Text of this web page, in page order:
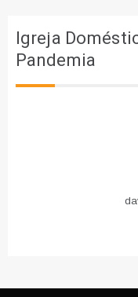
Igreja
Pandemia